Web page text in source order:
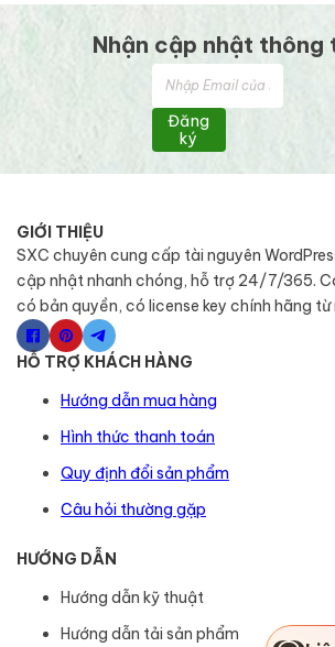
Nhận cập nhật thông
Đăng
ký
GIỚI THIỆU
SXC chuyên cung cấp tài nguyên
cập nhật nhanh chóng, hỗ trợ 24/7/365.
có bản quyền, có license key chính hãng từ
HỖ TRỢ KHÁCH HÀNG
Hướng dẫn mua hàng
Hình thức thanh toán
Quy định đổi sản phẩm
Câu hỏi thường gặp
HƯỚNG DẪN
Hướng dẫn kỹ thuật
Hướng dẫn tải sản phẩm